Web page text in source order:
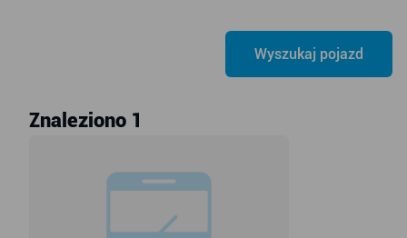
Znaleziono 1